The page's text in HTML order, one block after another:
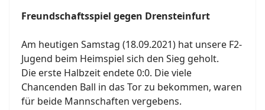
Freundschaftsspiel gegen Drensteinfurt
Am heutigen Samstag (18.09.2021) hat unsere F2-
Jugend beim Heimspiel sich den Sieg geholt.
Die erste Halbzeit endete 0:0. Die viele
Chancenden Ball in das Tor zu bekommen, waren
für beide Mannschaften vergebens.